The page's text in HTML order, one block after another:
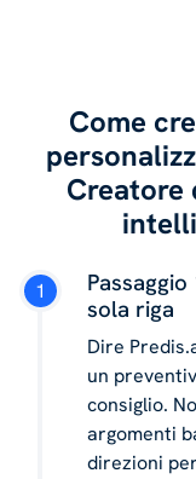
Come
Creatore
sola riga
Dire
un
consiglio.
argomenti
direzioni